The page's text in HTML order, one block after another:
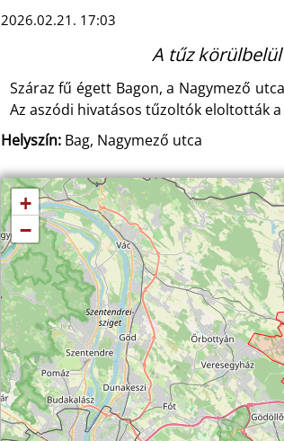
2026.02.21. 17:03
A tűz
Száraz fű égett Bagon, a Nagymező
Az aszódi hivatásos tűzoltók eloltották
Helyszín:Bag, Nagymező utca
+
−